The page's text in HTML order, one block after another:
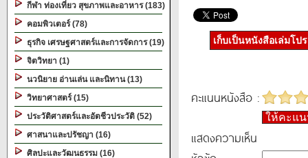
กีฬา ท่องเที่ยว สุขภาพและอาหาร (183)
คอมพิวเตอร์ (78)
ธุรกิจ เศรษฐศาสตร์และการจัดการ (19)
จิตวิทยา (1)
นวนิยาย อ่านเล่น และนิทาน (13)
วิทยาศาสตร์ (15)
ประวัติศาสตร์และอัตชีวประวัติ (52)
ศาสนาและปรัชญา (16)
ศิลปะและวัฒนธรรม (16)
เก็บเป็นหนังสือเล่มโป
คะแนนหนังสือ :
ให้คะแ
แสดงความเห็น